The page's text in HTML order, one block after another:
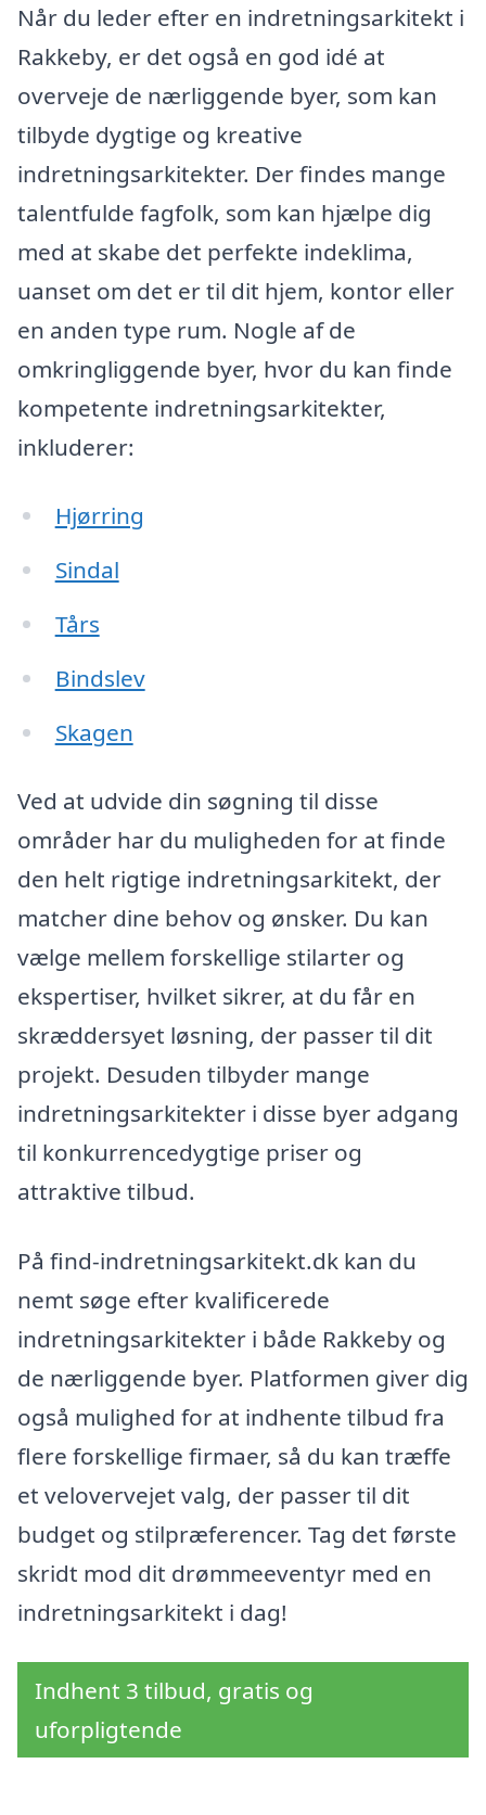
Når du leder efter en indretningsarkitekt i
Rakkeby, er det også en god idé at
overveje de nærliggende byer, som kan
tilbyde dygtige og kreative
indretningsarkitekter. Der findes mange
talentfulde fagfolk, som kan hjælpe dig
med at skabe det perfekte indeklima,
uanset om det er til dit hjem, kontor eller
en anden type rum. Nogle af de
omkringliggende byer, hvor du kan finde
kompetente indretningsarkitekter,
inkluderer:
Hjørring
Sindal
Tårs
Bindslev
Skagen
Ved at udvide din søgning til disse
områder har du muligheden for at finde
den helt rigtige indretningsarkitekt, der
matcher dine behov og ønsker. Du kan
vælge mellem forskellige stilarter og
ekspertiser, hvilket sikrer, at du får en
skræddersyet løsning, der passer til dit
projekt. Desuden tilbyder mange
indretningsarkitekter i disse byer adgang
til konkurrencedygtige priser og
attraktive tilbud.
På find-indretningsarkitekt.dk kan du
nemt søge efter kvalificerede
indretningsarkitekter i både Rakkeby og
de nærliggende byer. Platformen giver dig
også mulighed for at indhente tilbud fra
flere forskellige firmaer, så du kan træffe
et velovervejet valg, der passer til dit
budget og stilpræferencer. Tag det første
skridt mod dit drømmeeventyr med en
indretningsarkitekt i dag!
Indhent 3 tilbud, gratis og
uforpligtende